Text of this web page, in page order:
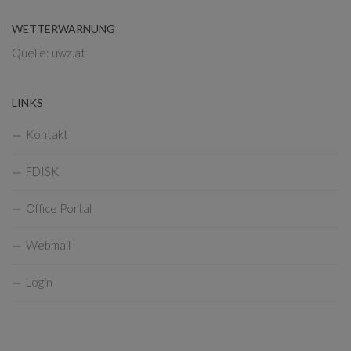
WETTERWARNUNG
Quelle: uwz.at
LINKS
Kontakt
FDISK
Office Portal
Webmail
Login